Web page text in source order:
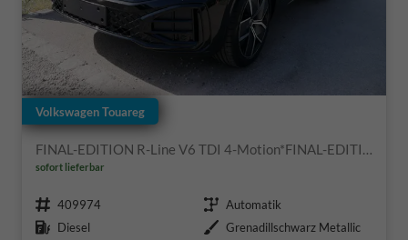
Volkswagen Touareg
FINAL-EDITION R-Line V6 TDI 4-Motion*FINAL-EDITION*AHK-SCHWENKBAR*NAVI*ACC*PDC*LED*SHZ*21-ZOLL
sofort lieferbar
Fahrzeugnr. 409974 Getriebe Automatik
Kraftstoff Diesel Außenfarbe Grenadillschwarz Metallic